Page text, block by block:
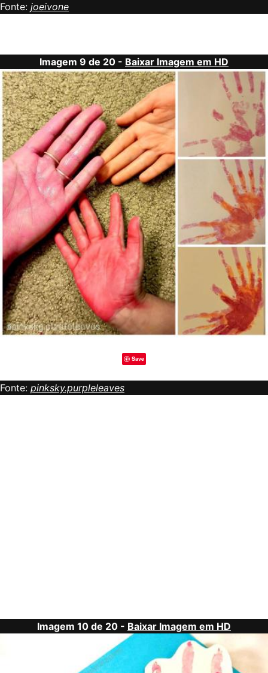
Fonte: joeivone
Imagem 9 de 20 - Baixar Imagem em HD
Save
Fonte: pinksky.purpleleaves
Imagem 10 de 20 - Baixar Imagem em HD